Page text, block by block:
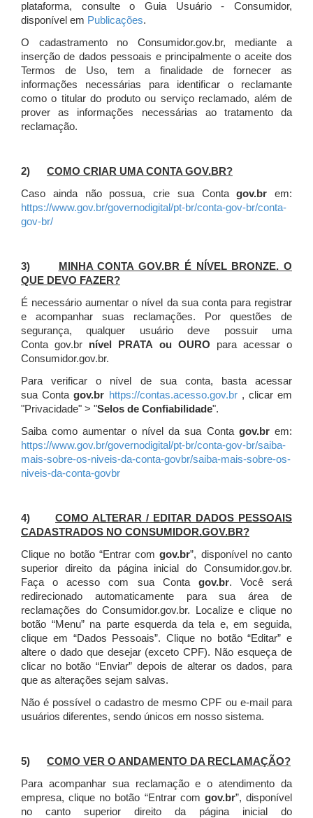
plataforma, consulte o Guia Usuário - Consumidor,
disponível em Publicações.
O cadastramento no Consumidor.gov.br, mediante a
inserção de dados pessoais e principalmente o aceite dos
Termos de Uso, tem a finalidade de fornecer as
informações necessárias para identificar o reclamante
como o titular do produto ou serviço reclamado, além de
prover as informações necessárias ao tratamento da
reclamação.
2) COMO CRIAR UMA CONTA GOV.BR?
Caso ainda não possua, crie sua Contagov.br em:
https://www.gov.br/governodigital/pt-br/conta-gov-br/conta-
gov-br/
3)
MINHA CONTA GOV.BR É NÍVEL BRONZE. O
QUE DEVO FAZER?
É necessário aumentar o nível da sua conta para registrar
e acompanhar suas reclamações. Por questões de
segurança, qualquer usuário deve possuir uma
Conta gov.br nível PRATA ou OURO para acessar o
Consumidor.gov.br.
Para verificar o nível de sua conta, basta acessar
sua Contagov.br https://contas.acesso.gov.br, clicar em
"Privacidade" > "Selos de Confiabilidade".
Saiba como aumentar o nível da sua Conta gov.brem:
https://www.gov.br/governodigital/pt-br/conta-gov-br/saiba-
mais-sobre-os-niveis-da-conta-govbr/saiba-mais-sobre-os-
niveis-da-conta-govbr
4) COMO ALTERAR / EDITAR DADOS PESSOAIS
CADASTRADOS NO CONSUMIDOR.GOV.BR?
Clique no botão “Entrar comgov.br”, disponível no canto
superior direito da página inicial do Consumidor.gov.br.
Faça o acesso com sua Conta gov.br. Você será
redirecionado automaticamente para sua área de
reclamações do Consumidor.gov.br.
Localize e clique no
botão “Menu” na parte esquerda da tela e, em seguida,
clique em “Dados Pessoais”. Clique no botão “Editar” e
altere o dado que desejar (exceto CPF). Não esqueça de
clicar no botão “Enviar” depois de alterar os dados, para
que as alterações sejam salvas.
Não é possível o cadastro de mesmo CPF ou e-mail para
usuários diferentes, sendo únicos em nosso sistema.
5) COMO VER O ANDAMENTO DA RECLAMAÇÃO?
Para acompanhar sua reclamação e o atendimento da
empresa, clique no botão “Entrar com gov.br”, disponível
no canto superior direito da página inicial do